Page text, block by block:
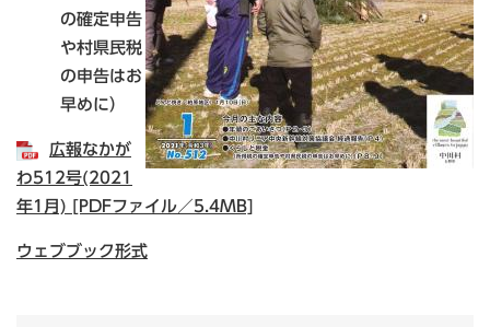
の確定申告
や村県民税
の申告はお
早めに）
広報なかが
わ512号(2021
年1月) [PDFファイル／5.4MB]
ウェブブック形式